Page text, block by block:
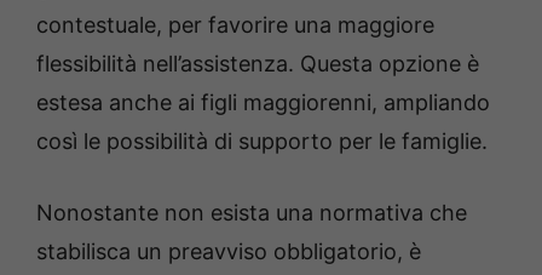
contestuale, per favorire una maggiore
flessibilità nell’assistenza. Questa opzione è
estesa anche ai figli maggiorenni, ampliando
così le possibilità di supporto per le famiglie.
Nonostante non esista una normativa che
stabilisca un preavviso obbligatorio, è